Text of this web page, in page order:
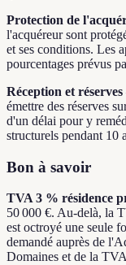
Protection de
l'acquéreur sont
et ses conditions. Les
pourcentages prévus
Réception et réserves
émettre des réserves
d'un délai pour y
structurels pendant 10
Bon à savoir
TVA 3 % résidence
50 000 €. Au-delà, la
est octroyé une seule
demandé auprès de
Domaines et de la